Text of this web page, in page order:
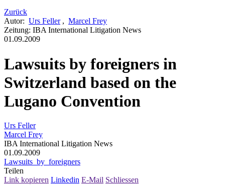
Zurück
Autor: Urs Feller , Marcel Frey
Zeitung: IBA International Litigation News
01.09.2009
Lawsuits by foreigners in
Switzerland based on the
Lugano Convention
Urs Feller
Marcel Frey
IBA International Litigation News
01.09.2009
Lawsuits_by_foreigners
Teilen
Link kopieren Linkedin E-Mail Schliessen